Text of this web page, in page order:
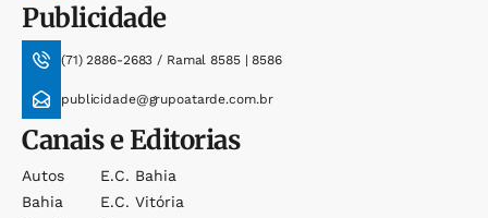
Publicidade
(71) 2886-2683 / Ramal 8585 | 8586
publicidade@grupoatarde.com.br
Canais e Editorias
Autos
Bahia
E.c. Bahia
E.c. Vitória